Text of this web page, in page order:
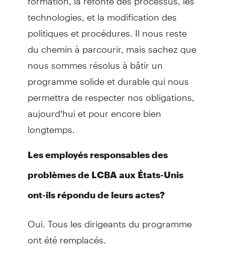
technologies, et la modification des
politiques et procédures. Il nous reste
du chemin à parcourir, mais sachez que
nous sommes résolus à bâtir un
programme solide et durable qui nous
permettra de respecter nos obligations,
aujourd’hui et pour encore bien
longtemps.
Les employés responsables des
problèmes de LCBA aux États-Unis
ont-ils répondu de leurs actes?
Oui. Tous les dirigeants du programme
ont été remplacés.